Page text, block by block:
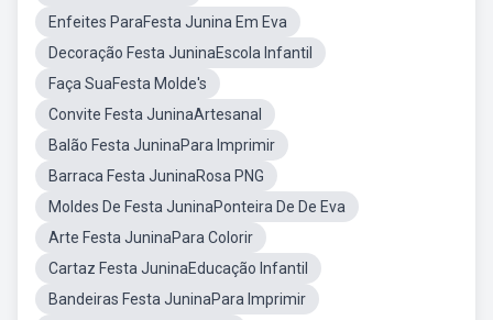
Enfeites ParaFesta Junina Em Eva
Decoração Festa JuninaEscola Infantil
Faça SuaFesta Molde's
Convite Festa JuninaArtesanal
Balão Festa JuninaPara Imprimir
Barraca Festa JuninaRosa PNG
Moldes De Festa JuninaPonteira De De Eva
Arte Festa JuninaPara Colorir
Cartaz Festa JuninaEducação Infantil
Bandeiras Festa JuninaPara Imprimir